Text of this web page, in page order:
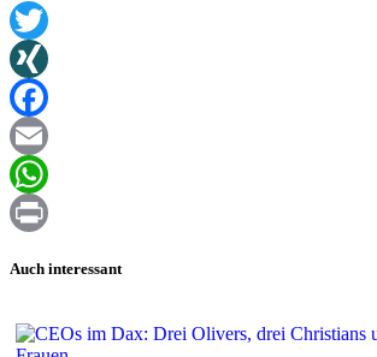
Twitter
XING
Facebook
Email
WhatsApp
Auch interessant